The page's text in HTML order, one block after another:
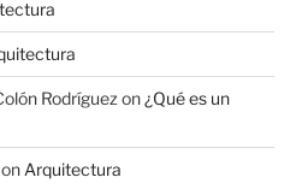
Rodríguez on¿Qué es un
Arquitectura